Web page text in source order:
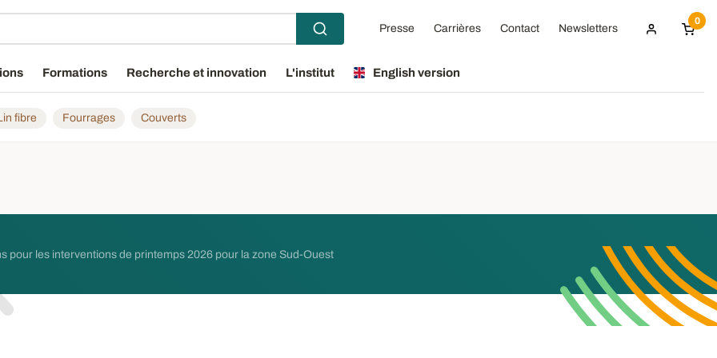
Presse Carrières Contact Newsletters
0
Formations Recherche et innovation L'institut English version
fibre Fourrages Couverts
pour les interventions de printemps 2026 pour la zone Sud-Ouest